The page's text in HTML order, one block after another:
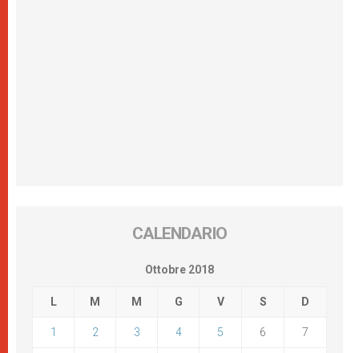
CALENDARIO
Ottobre 2018
L M M G V S D
1 2 3 4 5 6 7